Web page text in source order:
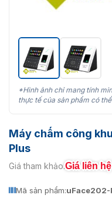
*Hình ảnh chỉ mang tính
thực tế của sản phẩm có
Máy chấm công
Plus
Giá tham khảo:Giá liên hệ
Mã sản phẩm:uFace202-